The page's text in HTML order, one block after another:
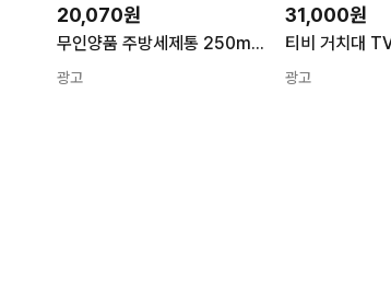
20,070원
무인양품 주방세제통 250mL MAI30A2A
광고
31,000원
광고